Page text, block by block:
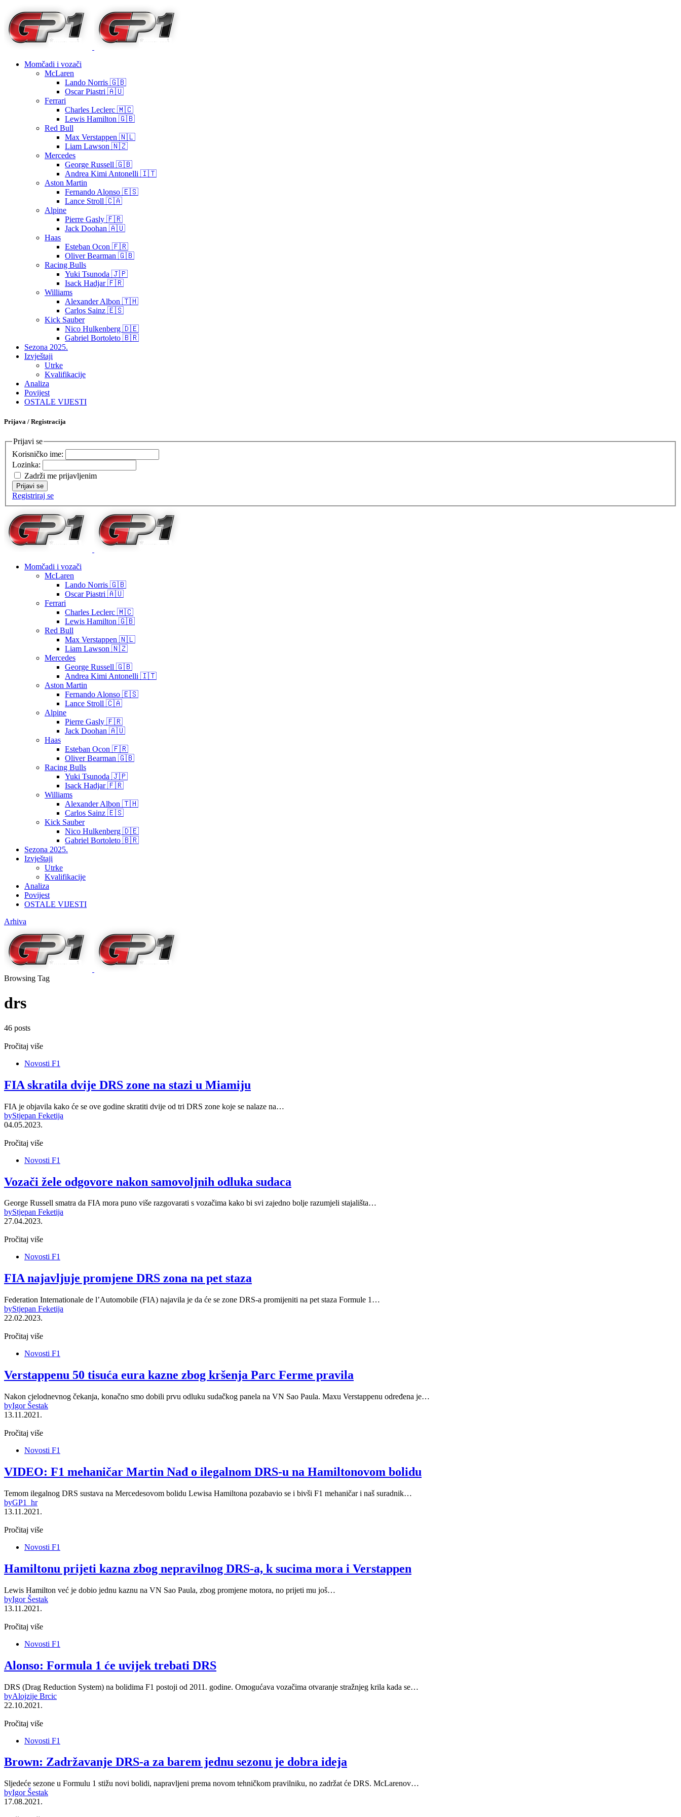
Momčadi i vozači
McLaren
Lando Norris 🇬🇧
Oscar Piastri 🇦🇺
Ferrari
Charles Leclerc 🇲🇨
Lewis Hamilton 🇬🇧
Red Bull
Max Verstappen 🇳🇱
Liam Lawson 🇳🇿
Mercedes
George Russell 🇬🇧
Andrea Kimi Antonelli 🇮🇹
Aston Martin
Fernando Alonso 🇪🇸
Lance Stroll 🇨🇦
Alpine
Pierre Gasly 🇫🇷
Jack Doohan 🇦🇺
Haas
Esteban Ocon 🇫🇷
Oliver Bearman 🇬🇧
Racing Bulls
Yuki Tsunoda 🇯🇵
Isack Hadjar 🇫🇷
Williams
Alexander Albon 🇹🇭
Carlos Sainz 🇪🇸
Kick Sauber
Nico Hulkenberg 🇩🇪
Gabriel Bortoleto 🇧🇷
Sezona 2025.
Izvještaji
Utrke
Kvalifikacije
Analiza
Povijest
OSTALE VIJESTI
Prijava / Registracija
Prijavi se
Korisničko ime:
Lozinka:
Zadrži me prijavljenim
Prijavi se
Registriraj se
Momčadi i vozači
McLaren
Lando Norris 🇬🇧
Oscar Piastri 🇦🇺
Ferrari
Charles Leclerc 🇲🇨
Lewis Hamilton 🇬🇧
Red Bull
Max Verstappen 🇳🇱
Liam Lawson 🇳🇿
Mercedes
George Russell 🇬🇧
Andrea Kimi Antonelli 🇮🇹
Aston Martin
Fernando Alonso 🇪🇸
Lance Stroll 🇨🇦
Alpine
Pierre Gasly 🇫🇷
Jack Doohan 🇦🇺
Haas
Esteban Ocon 🇫🇷
Oliver Bearman 🇬🇧
Racing Bulls
Yuki Tsunoda 🇯🇵
Isack Hadjar 🇫🇷
Williams
Alexander Albon 🇹🇭
Carlos Sainz 🇪🇸
Kick Sauber
Nico Hulkenberg 🇩🇪
Gabriel Bortoleto 🇧🇷
Sezona 2025.
Izvještaji
Utrke
Kvalifikacije
Analiza
Povijest
OSTALE VIJESTI
Arhiva
Browsing Tag
drs
46 posts
Pročitaj više
Novosti F1
FIA skratila dvije DRS zone na stazi u Miamiju
FIA je objavila kako će se ove godine skratiti dvije od tri DRS zone koje se nalaze na…
byStjepan Feketija
04.05.2023.
Pročitaj više
Novosti F1
Vozači žele odgovore nakon samovoljnih odluka sudaca
George Russell smatra da FIA mora puno više razgovarati s vozačima kako bi svi zajedno bolje razumjeli stajališta…
byStjepan Feketija
27.04.2023.
Pročitaj više
Novosti F1
FIA najavljuje promjene DRS zona na pet staza
Federation Internationale de l’Automobile (FIA) najavila je da će se zone DRS-a promijeniti na pet staza Formule 1…
byStjepan Feketija
22.02.2023.
Pročitaj više
Novosti F1
Verstappenu 50 tisuća eura kazne zbog kršenja Parc Ferme pravila
Nakon cjelodnevnog čekanja, konačno smo dobili prvu odluku sudačkog panela na VN Sao Paula. Maxu Verstappenu određena je…
byIgor Šestak
13.11.2021.
Pročitaj više
Novosti F1
VIDEO: F1 mehaničar Martin Nađ o ilegalnom DRS-u na Hamiltonovom bolidu
Temom ilegalnog DRS sustava na Mercedesovom bolidu Lewisa Hamiltona pozabavio se i bivši F1 mehaničar i naš suradnik…
byGP1_hr
13.11.2021.
Pročitaj više
Novosti F1
Hamiltonu prijeti kazna zbog nepravilnog DRS-a, k sucima mora i Verstappen
Lewis Hamilton već je dobio jednu kaznu na VN Sao Paula, zbog promjene motora, no prijeti mu još…
byIgor Šestak
13.11.2021.
Pročitaj više
Novosti F1
Alonso: Formula 1 će uvijek trebati DRS
DRS (Drag Reduction System) na bolidima F1 postoji od 2011. godine. Omogućava vozačima otvaranje stražnjeg krila kada se…
byAlojzije Brcic
22.10.2021.
Pročitaj više
Novosti F1
Brown: Zadržavanje DRS-a za barem jednu sezonu je dobra ideja
Sljedeće sezone u Formulu 1 stižu novi bolidi, napravljeni prema novom tehničkom pravilniku, no zadržat će DRS. McLarenov…
byIgor Šestak
17.08.2021.